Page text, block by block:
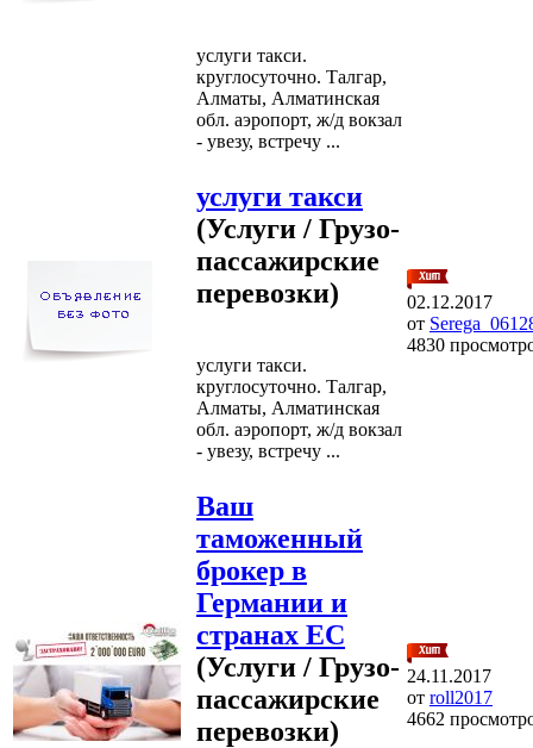
услуги такси.
круглосуточно. Талгар,
Алматы, Алматинская
обл. аэропорт, ж/д вокзал
- увезу, встречу ...
услуги такси
(Услуги / Грузо-
пассажирские
перевозки)
услуги такси.
круглосуточно. Талгар,
Алматы, Алматинская
обл. аэропорт, ж/д вокзал
- увезу, встречу ...
02.12.2017
от
4830
Ваш
таможенный
брокер в
Германии и
странах ЕС
(Услуги / Грузо-
пассажирские
перевозки)
24.11.2017
от roll2017
4662